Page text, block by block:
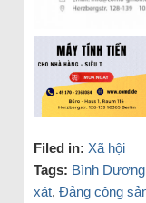
Filed in: Xã hội
Tags: Bình Dương
xát, Đảng cộng